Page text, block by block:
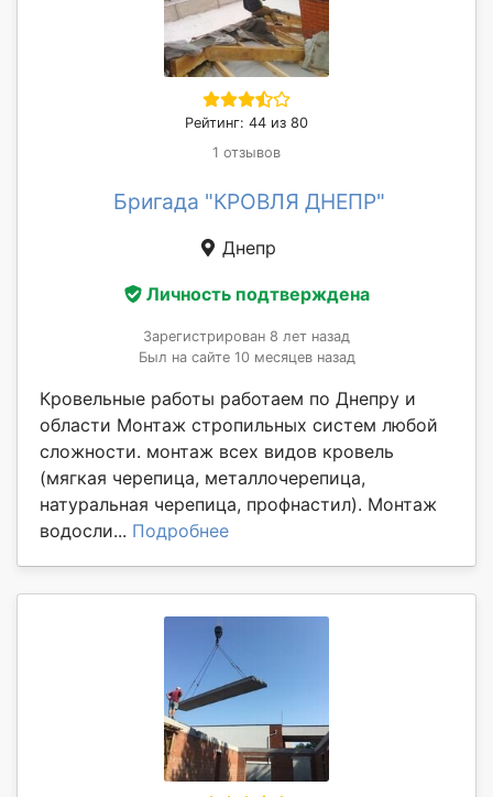
Рейтинг: 44 из 80
1 отзывов
Бригада "КРОВЛЯ ДНЕПР"
Днепр
Личность подтверждена
Зарегистрирован 8 лет назад
Был на сайте 10 месяцев назад
Кровельные работы работаем по Днепру и
области Монтаж стропильных систем любой
сложности. монтаж всех видов кровель
(мягкая черепица, металлочерепица,
натуральная черепица, профнастил). Монтаж
водосли... Подробнее